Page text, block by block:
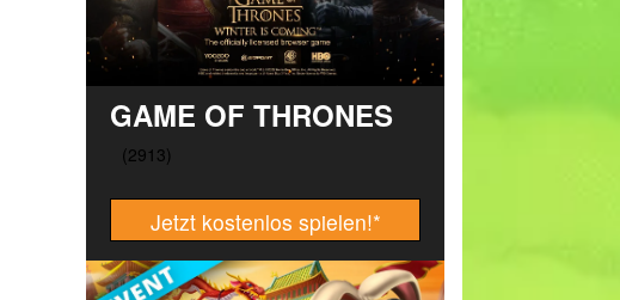
GAME OF THRONES
Jetzt kostenlos spielen!*